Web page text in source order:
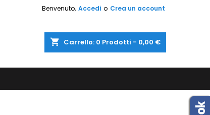
Benvenuto, Accedi o Crea un account
shopping_cart Carrello: 0 Prodotti - 0,00 €